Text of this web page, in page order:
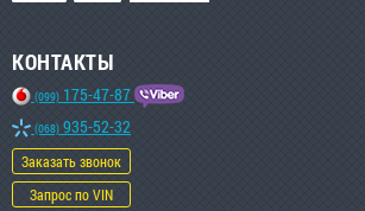
КОНТАКТЫ
(099) 175-47-87
(068) 935-52-32
Заказать звонок
Запрос по VIN